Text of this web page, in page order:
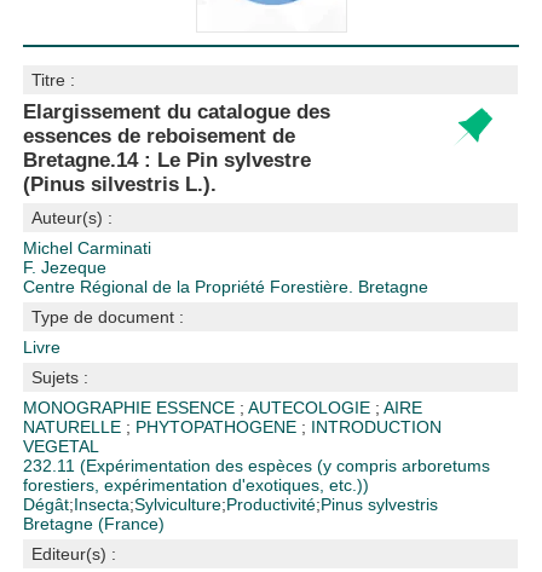
Titre :
Elargissement du catalogue des
essences de reboisement de
Bretagne.14 : Le Pin sylvestre
(Pinus silvestris L.).
Auteur(s) :
Michel Carminati
F. Jezeque
Centre Régional de la Propriété Forestière. Bretagne
Type de document :
Livre
Sujets :
MONOGRAPHIE ESSENCE ;AUTECOLOGIE ;AIRE
NATURELLE ; PHYTOPATHOGENE ; INTRODUCTION
VEGETAL
232.11 (Expérimentation des espèces (y compris arboretums
forestiers, expérimentation d'exotiques, etc.))
Dégât;Insecta;Sylviculture;Productivité;Pinus sylvestris
Bretagne (France)
Editeur(s) :